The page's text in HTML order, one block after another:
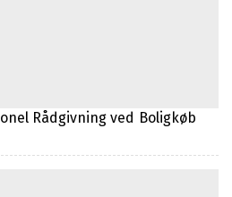
Rådgivning ved Boligkøb